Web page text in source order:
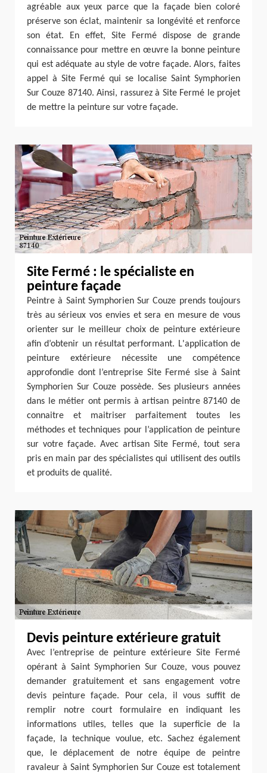
agréable aux yeux parce que la façade bien coloré
préserve son éclat, maintenir sa longévité et renforce
son état. En effet, Site Fermé dispose de grande
connaissance pour mettre en œuvre la bonne peinture
qui est adéquate au style de votre façade. Alors, faites
appel à Site Fermé qui se localise Saint Symphorien
Sur Couze 87140. Ainsi, rassurez à Site Fermé le projet
de mettre la peinture sur votre façade.
Site Fermé : le spécialiste en
peinture façade
Peintre à Saint Symphorien Sur Couze prends toujours
très au sérieux vos envies et sera en mesure de vous
orienter sur le meilleur choix de peinture extérieure
afin d’obtenir un résultat performant. L'application de
peinture extérieure nécessite une compétence
approfondie dont l’entreprise Site Fermé sise à Saint
Symphorien Sur Couze possède. Ses plusieurs années
dans le métier ont permis à artisan peintre 87140 de
connaitre et maitriser parfaitement toutes les
méthodes et techniques pour l’application de peinture
sur votre façade. Avec artisan Site Fermé, tout sera
pris en main par des spécialistes qui utilisent des outils
et produits de qualité.
Devis peinture extérieure gratuit
Avec l’entreprise de peinture extérieure Site Fermé
opérant à Saint Symphorien Sur Couze, vous pouvez
demander gratuitement et sans engagement votre
devis peinture façade. Pour cela, il vous suffit de
remplir notre court formulaire en indiquant les
informations utiles, telles que la superficie de la
façade, la technique voulue, etc. Sachez également
que, le déplacement de notre équipe de peintre
ravaleur à Saint Symphorien Sur Couze est totalement